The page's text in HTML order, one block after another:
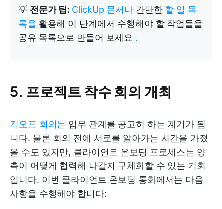
💡 전문가 팁: ClickUp 문서나 간단한 할 일 목
록을 활용해 이 단계에서 수행해야 할 작업들을
공유 목록으로 만들어 보세요 .
5. 프로젝트 착수 회의 개최
킥오프 회의는 업무 관계를 공고히 하는 계기가 됩
니다. 물론 회의 전에 서로를 알아가는 시간을 가졌
을 수도 있지만, 클라이언트 온보딩 프로세스는 양
측이 어떻게 협력해 나갈지 구체화할 수 있는 기회
입니다. 이번 클라이언트 온보딩 통화에서는 다음
사항을 수행해야 합니다: